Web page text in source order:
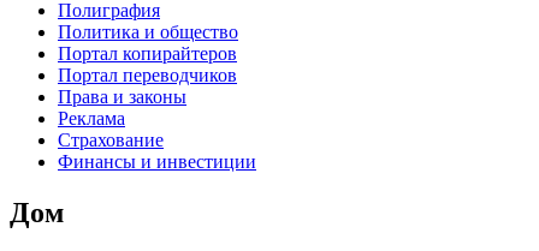
Полиграфия
Политика и общество
Портал копирайтеров
Портал переводчиков
Права и законы
Реклама
Страхование
Финансы и инвестиции
Дом